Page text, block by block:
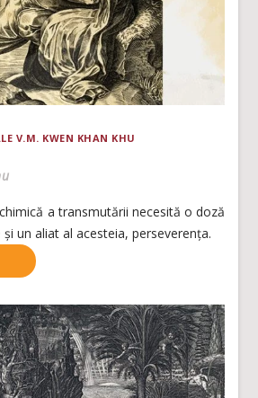
V.M. KWEN KHAN KHU
a transmutării necesită o doză
un aliat al acesteia, perseverența.